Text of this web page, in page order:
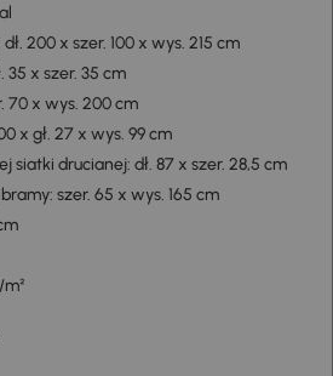
200 x szer. 100 x wys. 215 cm
35 x szer. 35 cm
70 x wys. 200 cm
x gł. 27 x wys. 99 cm
siatki drucianej: dł. 87 x szer. 28,5 cm
szer. 65 x wys. 165 cm